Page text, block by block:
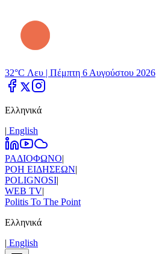
32°C Λευ | Πέμπτη 6 Αυγούστου 2026
Ελληνικά
| Εnglish
ΡΑΔΙΟΦΩΝΟ|
ΡΟΗ ΕΙΔΗΣΕΩΝ|
POLIGNOSI|
WEB TV|
Politis To The Point
Ελληνικά
| Εnglish